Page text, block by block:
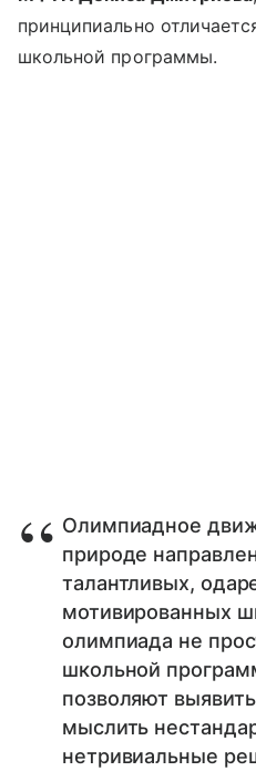
принципиально
школьной программы.
Олимпиадное
природе
талантливых,
мотивированных
олимпиада не
школьной
позволяют
мыслить
нетривиальные